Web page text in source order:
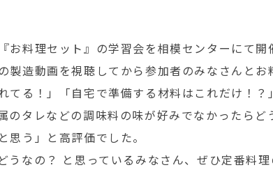
お料理セット』の学習会を相模センターにて開
製造動画を視聴してから参加者のみなさんと
てる！」「自宅で準備する材料はこれだけ！
のタレなどの調味料の味が好みでなかったら
思う」と高評価でした。
うなの？ と思っているみなさん、ぜひ定番料